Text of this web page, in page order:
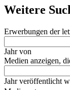
Weitere
Erwerbungen der
Jahr von
Medien anzeigen,
Jahr veröffentlicht